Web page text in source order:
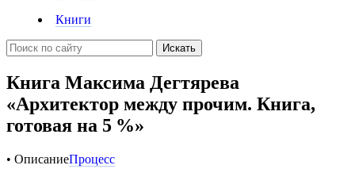
Книги
Искать
Книга Максима Дегтярева
«Архитектор между прочим. Книга,
готовая на 5 %»
• ОписаниеПроцесс